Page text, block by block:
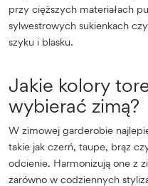
przy cięższych materiałach
sylwestrowych sukienkach
szyku i blasku.
Jakie kolory
wybierać zimą?
W zimowej garderobie
takie jak czerń, taupe, brąz
odcienie. Harmonizują one z
zarówno w codziennych